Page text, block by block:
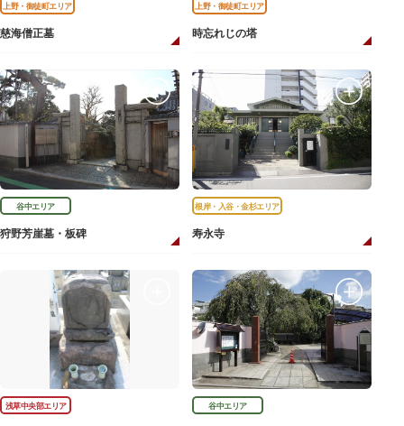
上野・御徒町エリア
慈海僧正墓
上野・御徒町エリア
時忘れじの塔
谷中エリア
狩野芳崖墓・板碑
根岸・入谷・金杉エリア
寿永寺
浅草中央部エリア 谷中エリア